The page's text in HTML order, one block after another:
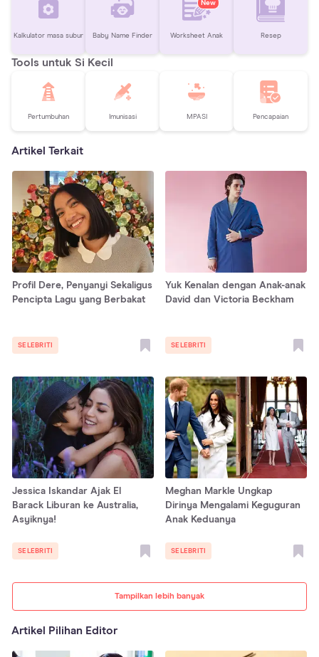
Kalkulator masa subur Baby Name Finder
New
Worksheet Anak Resep
Tools untuk Si Kecil
Pertumbuhan Imunisasi MPASI Pencapaian
Artikel Terkait
Tampilkan lebih banyak
Profil Dere, Penyanyi Sekaligus
Pencipta Lagu yang Berbakat
SELEBRITI
Yuk Kenalan dengan Anak-anak
David dan Victoria Beckham
SELEBRITI
Jessica Iskandar Ajak El
Barack Liburan ke Australia,
Asyiknya!
SELEBRITI
Meghan Markle Ungkap
Dirinya Mengalami Keguguran
Anak Keduanya
SELEBRITI
Artikel Pilihan Editor